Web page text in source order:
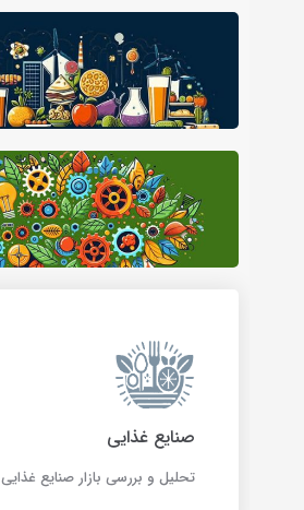
صنایع غذایی
تحلیل و بررسی بازار صنایع غذایی